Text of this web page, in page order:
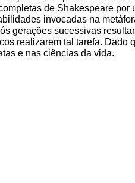
de Shakespeare por
invocadas na
gerações sucessivas
realizarem tal tarefa. Dado
e nas ciências da vida.